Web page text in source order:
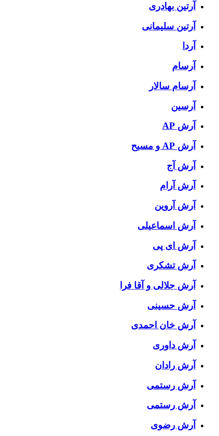
آرتین بهادری
آرتین سلیمانی
آردا
آرسام
آرسام سالار
آرسین
آرش AP
آرش AP و مسیح
آرش آج
آرش آرام
آرش آروین
آرش اسماعیلی
آرش ای پی
آرش تشکری
آرش جلالی و آقا فرا
آرش حسینی
آرش خان احمدی
آرش داوری
آرش رادان
آرش رستمى
آرش رستمی
آرش رضوی